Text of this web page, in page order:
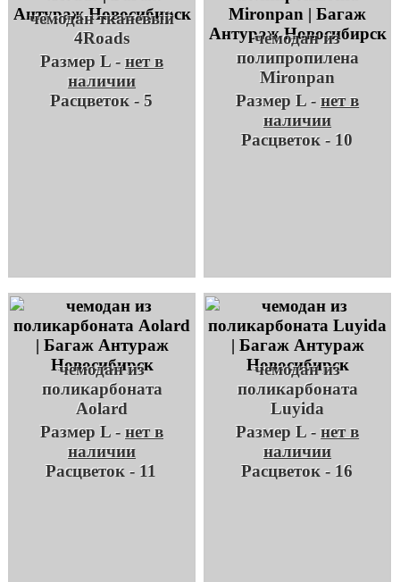
чемодан тканевый
4Roads
Размер L -нет в
наличии
Расцветок - 5
чемодан из
полипропилена
Mironpan
Размер L -нет в
наличии
Расцветок - 10
чемодан из
поликарбоната
Aolard
Размер L -нет в
наличии
Расцветок - 11
чемодан из
поликарбоната
Luyida
Размер L -нет в
наличии
Расцветок - 16